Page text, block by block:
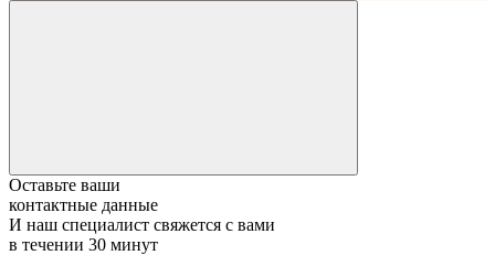
Оставьте ваши
контактные данные
И наш специалист свяжется с вами
в течении 30 минут